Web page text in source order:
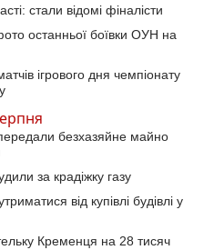
стали відомі фіналісти
останньої боївки ОУН на
ігрового дня чемпіонату
безхазяйне майно
за крадіжку газу
від купівлі будівлі у
Кременця на 28 тисяч